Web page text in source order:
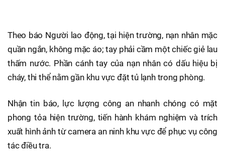
Theo báo Người lao động, tại hiện trường, nạn nhân mặc
quần ngắn, không mặc áo; tay phải cầm một chiếc giẻ lau
thấm nước. Phần cánh tay của nạn nhân có dấu hiệu bị
cháy, thi thể nằm gần khu vực đặt tủ lạnh trong phòng.
Nhận tin báo, lực lượng công an nhanh chóng có mặt
phong tỏa hiện trường, tiến hành khám nghiệm và trích
xuất hình ảnh từ camera an ninh khu vực để phục vụ công
tác điều tra.